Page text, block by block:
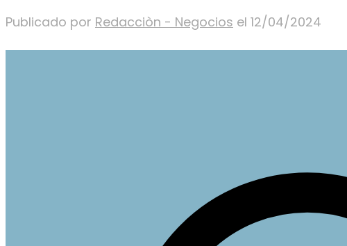
Publicado por Redacciòn - Negocios el 12/04/2024